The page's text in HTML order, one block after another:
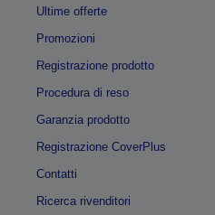
Ultime offerte
Promozioni
Registrazione prodotto
Procedura di reso
Garanzia prodotto
Registrazione CoverPlus
Contatti
Ricerca rivenditori